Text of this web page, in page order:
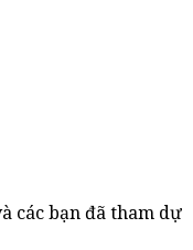
các bạn đã tham dự